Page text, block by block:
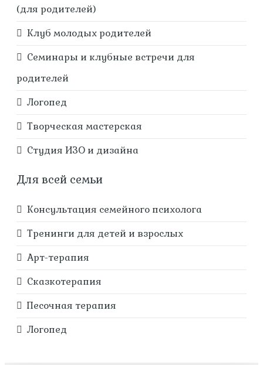
(для родителей)
Клуб молодых родителей
Семинары и клубные встречи для
родителей
Логопед
Творческая мастерская
Студия ИЗО и дизайна
Для всей семьи
Консультация семейного психолога
Тренинги для детей и взрослых
Арт-терапия
Сказкотерапия
Песочная терапия
Логопед